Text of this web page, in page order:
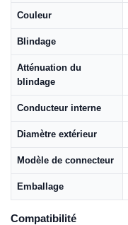
Couleur
Blindage
Atténuation du
blindage
Conducteur interne
Diamètre extérieur
Modèle de connecteur
Emballage
Compatibilité